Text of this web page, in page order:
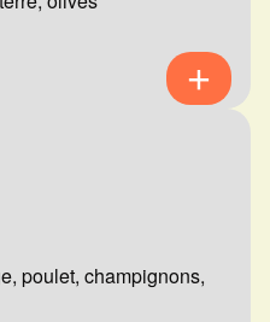
poulet, champignons,